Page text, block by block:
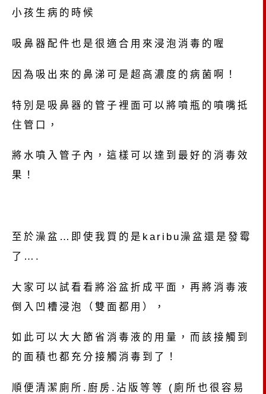
小孩生病的時候
吸鼻器配件也是很適合用來浸泡消毒的喔
因為吸出來的鼻涕可是超高濃度的病菌啊！
特別是吸鼻器的管子裡面可以將噴瓶的噴嘴抵
住管口，
將水噴入管子內，這樣可以達到最好的消毒效
果！
至於澡盆…即使我買的是karibu澡盆還是發霉
了….
大家可以試看看將浴盆折成平面，再將消毒液
倒入凹槽浸泡（雙面都用），
如此可以大大節省消毒液的用量，而該接觸到
的面積也都充分接觸消毒到了！
順便清潔廁所.廚房.沾版等等 (廁所也很容易